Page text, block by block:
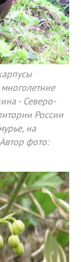
- Северо-
России
на
фото: